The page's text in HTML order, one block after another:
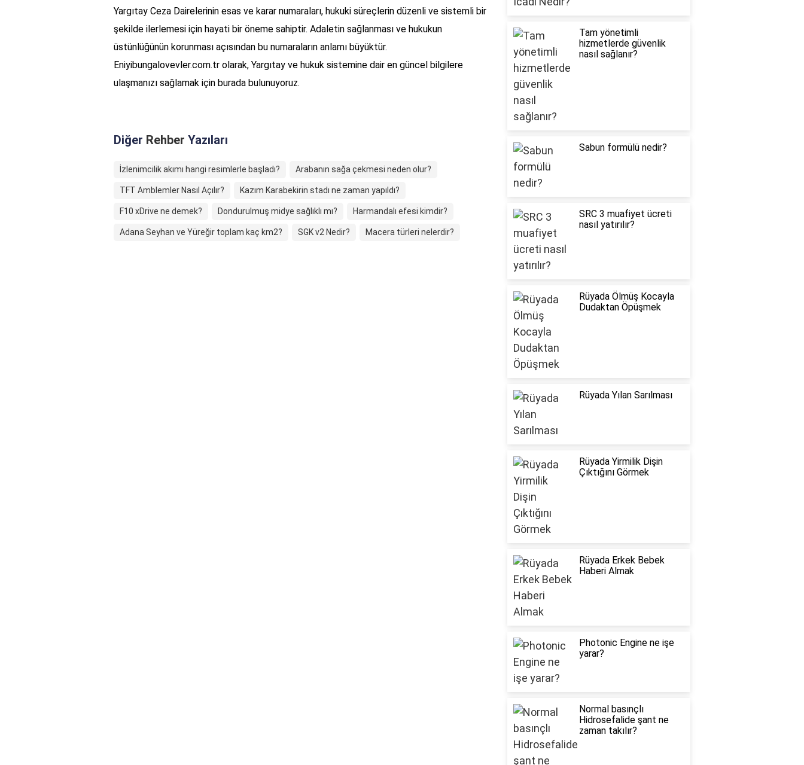
Yargıtay Ceza Dairelerinin esas ve karar numaraları, hukuki süreçlerin düzenli ve sistemli bir
şekilde ilerlemesi için hayati bir öneme sahiptir. Adaletin sağlanması ve hukukun
üstünlüğünün korunması açısından bu numaraların anlamı büyüktür.
Eniyibungalovevler.com.tr olarak, Yargıtay ve hukuk sistemine dair en güncel bilgilere
ulaşmanızı sağlamak için burada bulunuyoruz.
Diğer Rehber Yazıları
İzlenimcilik akımı hangi resimlerle başladı? Arabanın sağa çekmesi neden olur?
TFT Amblemler Nasıl Açılır? Kazım Karabekirin stadı ne zaman yapıldı?
F10 xDrive ne demek? Dondurulmuş midye sağlıklı mı? Harmandalı efesi kimdir?
Adana Seyhan ve Yüreğir toplam kaç km2? SGK v2 Nedir? Macera türleri nelerdir?
Tam yönetimli
hizmetlerde güvenlik
nasıl sağlanır?
Sabun formülü nedir?
SRC 3 muafiyet ücreti
nasıl yatırılır?
Rüyada Ölmüş Kocayla
Dudaktan Öpüşmek
Rüyada Yılan Sarılması
Rüyada Yirmilik Dişin
Çıktığını Görmek
Rüyada Erkek Bebek
Haberi Almak
Photonic Engine ne işe
yarar?
Normal basınçlı
Hidrosefalide şant ne
zaman takılır?